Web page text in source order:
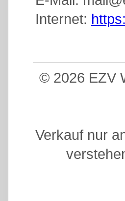
Internet:
© 2026 EZV
Verkauf nur